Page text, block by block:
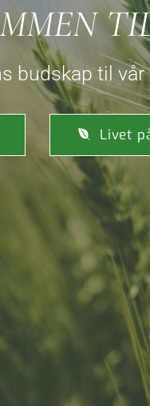
budskap til vår
Livet